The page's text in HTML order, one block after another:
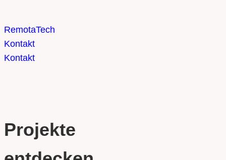
RemotaTech
Kontakt
Kontakt
Projekte